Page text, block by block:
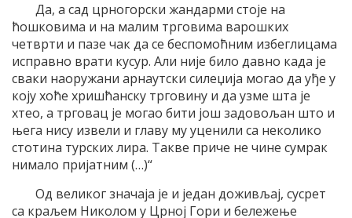
Да, а сад црногорски жандарми стоје на
ћошковима и на малим трговима варошких
четврти и пазе чак да се беспомоћним избеглицама
исправно врати кусур. Али није било давно када је
сваки наоружани арнаутски силеџија могао да уђе у
коју хоће хришћанску трговину и да узме шта је
хтео, а трговац је могао бити још задовољан што и
њега нису извели и главу му уценили са неколико
стотина турских лира. Такве приче не чине сумрак
нимало пријатним (…)“
Од великог значаја је и један доживљај, сусрет
са краљем Николом у Црној Гори и бележење